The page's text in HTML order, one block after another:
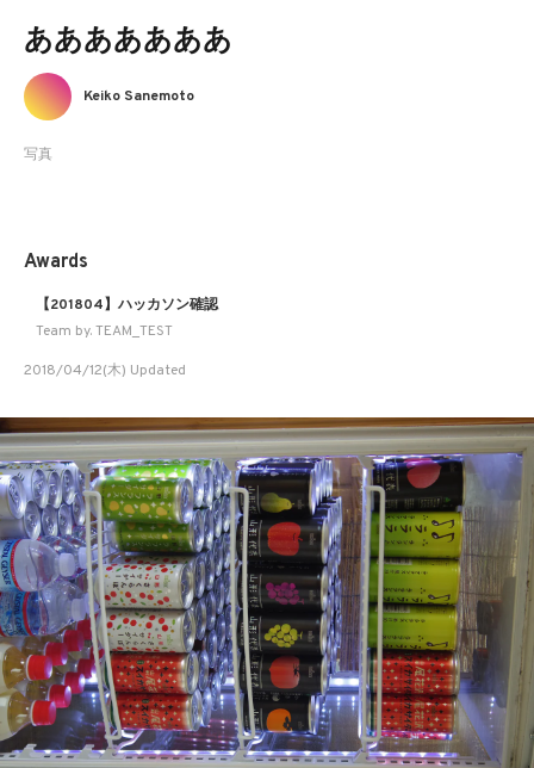
あああああああ
写真
Keiko Sanemoto
Awards
【201804】ハッカソン確認
Team by. TEAM_TEST
2018/04/12(木) Updated